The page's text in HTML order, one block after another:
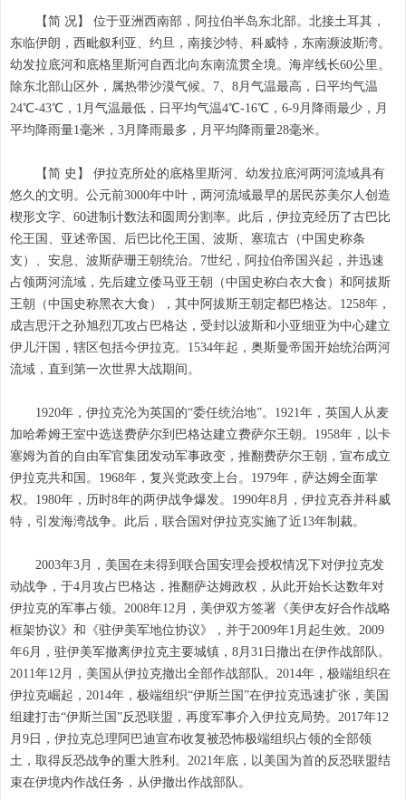
【简 况】 位于亚洲西南部，阿拉伯半岛东北部。北接土耳其，
东临伊朗，西毗叙利亚、约旦，南接沙特、科威特，东南濒波斯湾。
幼发拉底河和底格里斯河自西北向东南流贯全境。海岸线长60公里。
除东北部山区外，属热带沙漠气候。7、8月气温最高，日平均气温
24℃-43℃，1月气温最低，日平均气温4℃-16℃，6-9月降雨最少，月
平均降雨量1毫米，3月降雨最多，月平均降雨量28毫米。
【简 史】 伊拉克所处的底格里斯河、幼发拉底河两河流域具有
悠久的文明。公元前3000年中叶，两河流域最早的居民苏美尔人创造
楔形文字、60进制计数法和圆周分割率。此后，伊拉克经历了古巴比
伦王国、亚述帝国、后巴比伦王国、波斯、塞琉古（中国史称条
支）、安息、波斯萨珊王朝统治。7世纪，阿拉伯帝国兴起，并迅速
占领两河流域，先后建立倭马亚王朝（中国史称白衣大食）和阿拔斯
王朝（中国史称黑衣大食），其中阿拔斯王朝定都巴格达。1258年，
成吉思汗之孙旭烈兀攻占巴格达，受封以波斯和小亚细亚为中心建立
伊儿汗国，辖区包括今伊拉克。1534年起，奥斯曼帝国开始统治两河
流域，直到第一次世界大战期间。
1920年，伊拉克沦为英国的“委任统治地”。1921年，英国人从麦
加哈希姆王室中选送费萨尔到巴格达建立费萨尔王朝。1958年，以卡
塞姆为首的自由军官集团发动军事政变，推翻费萨尔王朝，宣布成立
伊拉克共和国。1968年，复兴党政变上台。1979年，萨达姆全面掌
权。1980年，历时8年的两伊战争爆发。1990年8月，伊拉克吞并科威
特，引发海湾战争。此后，联合国对伊拉克实施了近13年制裁。
2003年3月，美国在未得到联合国安理会授权情况下对伊拉克发
动战争，于4月攻占巴格达，推翻萨达姆政权，从此开始长达数年对
伊拉克的军事占领。2008年12月，美伊双方签署《美伊友好合作战略
框架协议》和《驻伊美军地位协议》，并于2009年1月起生效。2009
年6月，驻伊美军撤离伊拉克主要城镇，8月31日撤出在伊作战部队。
2011年12月，美国从伊拉克撤出全部作战部队。2014年，极端组织在
伊拉克崛起，2014年，极端组织“伊斯兰国”在伊拉克迅速扩张，美国
组建打击“伊斯兰国”反恐联盟，再度军事介入伊拉克局势。2017年12
月9日，伊拉克总理阿巴迪宣布收复被恐怖极端组织占领的全部领
土，取得反恐战争的重大胜利。2021年底，以美国为首的反恐联盟结
束在伊境内作战任务，从伊撤出作战部队。